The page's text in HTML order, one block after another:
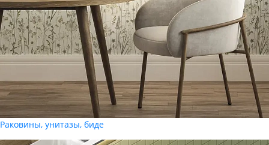
Раковины, унитазы, биде